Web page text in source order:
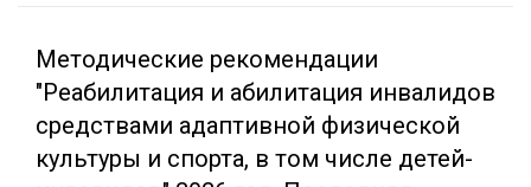
Методические рекомендации
"Реабилитация и абилитация инвалидов
средствами адаптивной физической
культуры и спорта, в том числе детей-